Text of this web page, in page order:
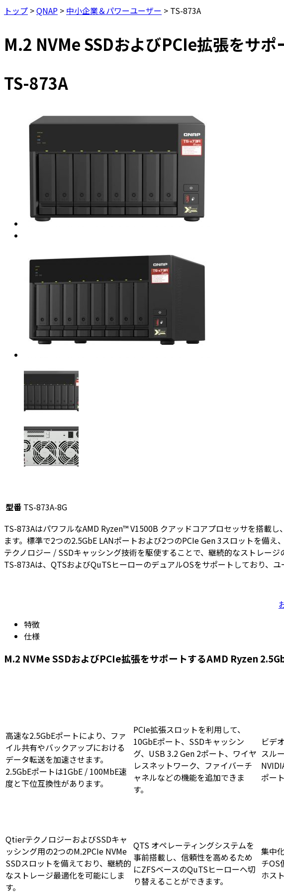
トップ >QNAP > 中小企業＆パワーユーザー > TS-873A
M.2 NVMe SSDおよびPCIe拡張をサ
TS-873A
型番 TS-873A-8G
TS-873AはパワフルなAMD Ryzen™ V1500B クアッドコアプロセッサを搭載
ます。標準で2つの2.5GbE LANポートおよび2つのPCIe Gen 3スロットを備
テクノロジー / SSDキャッシング技術を駆使することで、継続的なストレージ
TS-873Aは、QTSおよびQuTSヒーローのデュアルOSをサポートしており、
特徴
仕様
M.2 NVMe SSDおよびPCIe拡張をサポートするAMD Ryzen
高速な2.5GbEポートにより、ファ
イル共有やバックアップにおける
データ転送を加速させます。
2.5GbEポートは1GbE / 100MbE速
度と下位互換性があります。
PCIe拡張スロットを利用して、
10GbEポート、SSDキャッシン
グ、USB 3.2 Gen 2ポート、ワイヤ
レスネットワーク、ファイバーチ
ャネルなどの機能を追加できま
す。
ビデ
スル
ポー
QtierテクノロジーおよびSSDキャ
ッシング用の2つのM.2PCIe NVMe
SSDスロットを備えており、継続的
なストレージ最適化を可能にしま
す。
QTS オペレーティングシステムを
事前搭載し、信頼性を高めるため
にZFSベースのQuTSヒーローへ切
り替えることができます。
集中
チOS
ホス